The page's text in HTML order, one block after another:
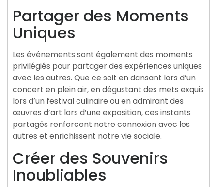
Partager des Moments
Uniques
Les événements sont également des moments
privilégiés pour partager des expériences uniques
avec les autres. Que ce soit en dansant lors d’un
concert en plein air, en dégustant des mets exquis
lors d’un festival culinaire ou en admirant des
œuvres d’art lors d’une exposition, ces instants
partagés renforcent notre connexion avec les
autres et enrichissent notre vie sociale.
Créer des Souvenirs
Inoubliables